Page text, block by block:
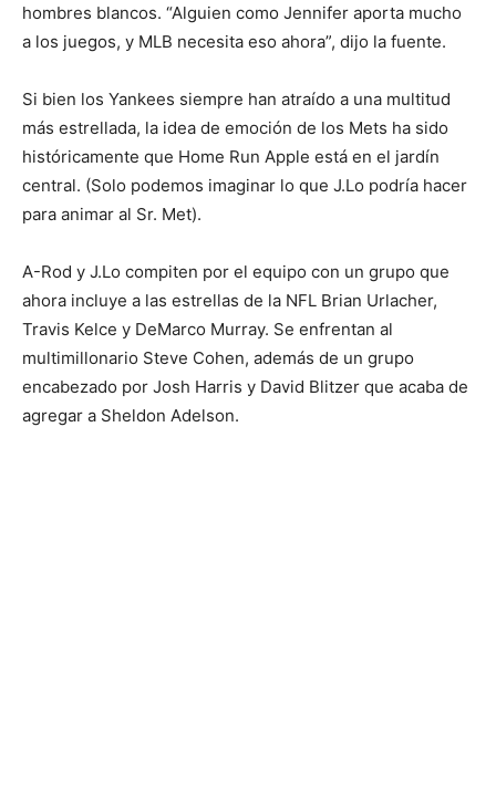
hombres blancos. “Alguien como Jennifer aporta mucho
a los juegos, y MLB necesita eso ahora”, dijo la fuente.
Si bien los Yankees siempre han atraído a una multitud
más estrellada, la idea de emoción de los Mets ha sido
históricamente que Home Run Apple está en el jardín
central. (Solo podemos imaginar lo que J.Lo podría hacer
para animar al Sr. Met).
A-Rod y J.Lo compiten por el equipo con un grupo que
ahora incluye a las estrellas de la NFL Brian Urlacher,
Travis Kelce y DeMarco Murray. Se enfrentan al
multimillonario Steve Cohen, además de un grupo
encabezado por Josh Harris y David Blitzer que acaba de
agregar a Sheldon Adelson.